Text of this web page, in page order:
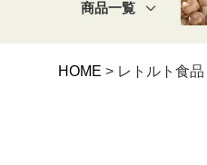
商品一覧
HOME レトルト食品